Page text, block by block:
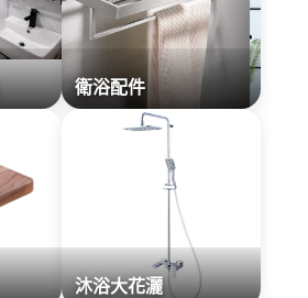
衛浴配件
沐浴大花灑